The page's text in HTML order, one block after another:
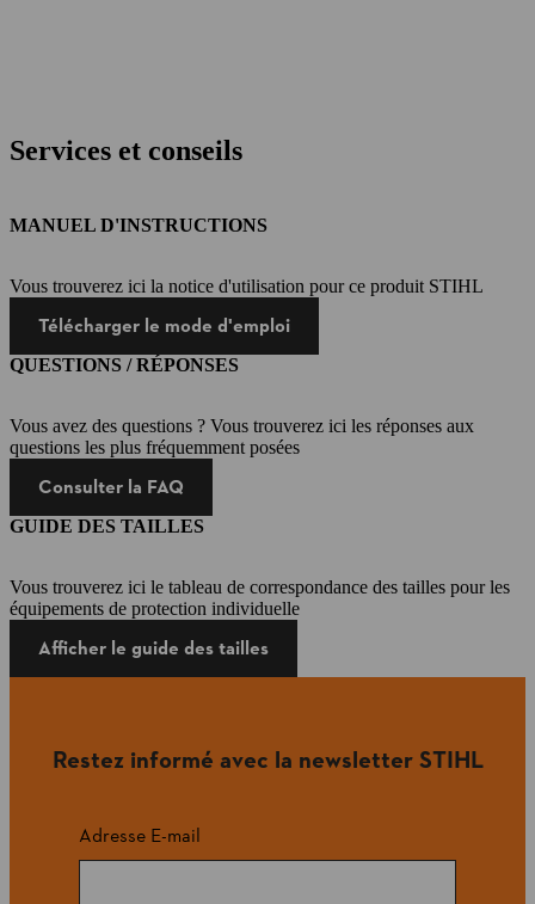
Services et conseils
MANUEL D'INSTRUCTIONS
Vous trouverez ici la notice d'utilisation pour ce produit STIHL
Télécharger le mode d'emploi
QUESTIONS / RÉPONSES
Vous avez des questions ? Vous trouverez ici les réponses aux
questions les plus fréquemment posées
Consulter la FAQ
GUIDE DES TAILLES
Vous trouverez ici le tableau de correspondance des tailles pour les
équipements de protection individuelle
Afficher le guide des tailles
Restez informé avec la newsletter STIHL
Adresse E-mail